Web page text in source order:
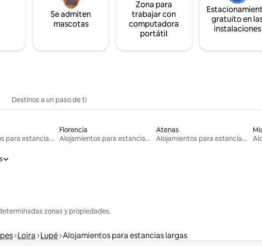
Se admiten
mascotas
Zona para
trabajar con
computadora
portátil
gratuito en
instalaciones
Destinos a un paso de ti
Alojamientos para estancias largas
Florencia
Alojamientos para estancias largas
Atenas
Alojamientos para estancias largas
zonas y propiedades.
Loira Lupé Alojamientos para estancias largas